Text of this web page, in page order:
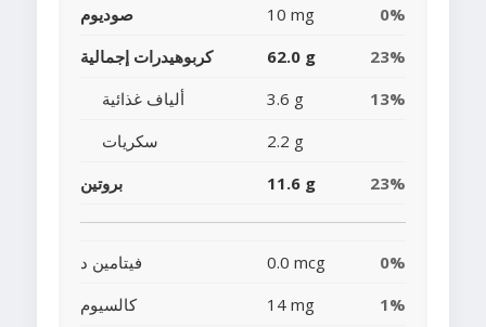
صوديوم
10 mg
0%
كربوهيدرات إجمالية
62.0 g
23%
ألياف غذائية
3.6 g
13%
سكريات
2.2 g
بروتين
11.6 g 23%
فيتامين د 0.0 mcg
0%
كالسيوم
14 mg
1%